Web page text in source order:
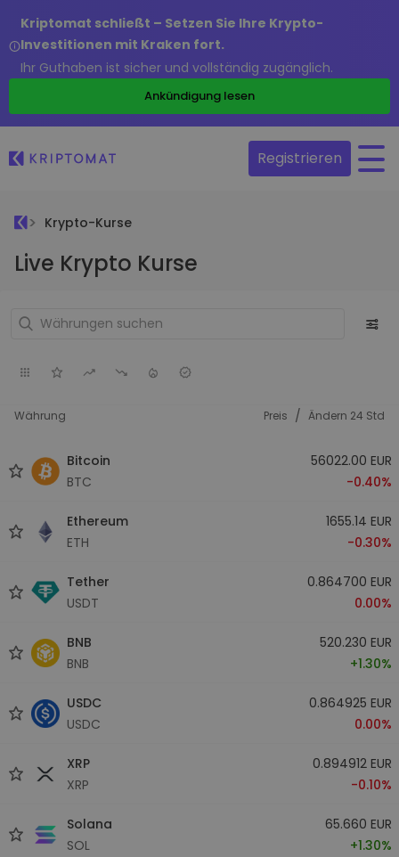
Kriptomat schließt – Setzen Sie Ihre Krypto-
Investitionen mit Kraken fort.
Ihr Guthaben ist sicher und vollständig zugänglich.
Ankündigung lesen
Registrieren
Krypto-Kurse
Live Krypto Kurse
Währung Preis / Ändern 24 Std
Bitcoin
BTC
56022.00 EUR
-0.40%
Ethereum
ETH
1655.14 EUR
-0.30%
Tether
USDT
0.864700 EUR
0.00%
BNB
BNB
520.230 EUR
+1.30%
USDC
USDC
0.864925 EUR
0.00%
XRP
XRP
0.894912 EUR
-0.10%
Solana
SOL
65.660 EUR
+1.30%